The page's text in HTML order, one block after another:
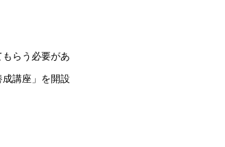
らう必要があ
講座」を開設